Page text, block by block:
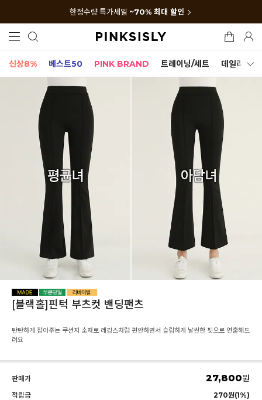
한정수량 특가세일 ~70% 최대 할인
신상8% 베스트50 PINK BRAND 트레이닝/세트 데일리세트
[블랙홀]핀턱 부츠컷 밴딩팬츠
탄탄하게 잡아주는 쿠션지 소재로 레깅스처럼 편안하면서 슬림하게 날씬한 핏으로 연출해드
려요
판매가 27,800원
적립금
270원(1%)